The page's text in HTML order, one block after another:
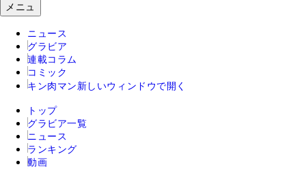
メニュ
ニュース
グラビア
連載コラム
コミック
キン肉マン 新しいウィンドウで開く
トップ
グラビア一覧
ニュース
ランキング
動画